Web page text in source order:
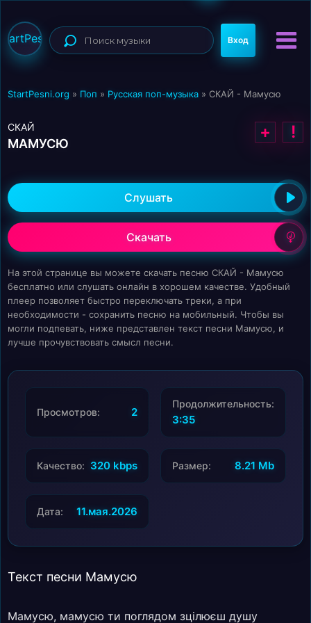
Вход
StartPesni.org » Поп » Русская поп-музыка » СКАЙ - Мамусю
СКАЙ
МАМУСЮ
+ !
Слушать
Скачать
На этой странице вы можете скачать песню СКАЙ - Мамусю
бесплатно или слушать онлайн в хорошем качестве. Удобный
плеер позволяет быстро переключать треки, а при
необходимости - сохранить песню на мобильный. Чтобы вы
могли подпевать, ниже представлен текст песни Мамусю, и
лучше прочувствовать смысл песни.
Просмотров: 2
Продолжительность:
3:35
Качество: 320 kbps Размер: 8.21 Mb
Дата: 11.мая.2026
Текст песни Мамусю
Мамусю, мамусю ти поглядом зцілюєш душу